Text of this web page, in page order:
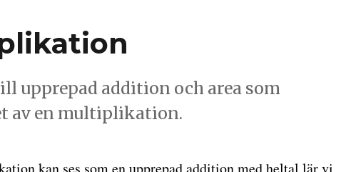
upprepad addition och area som
av en multiplikation.